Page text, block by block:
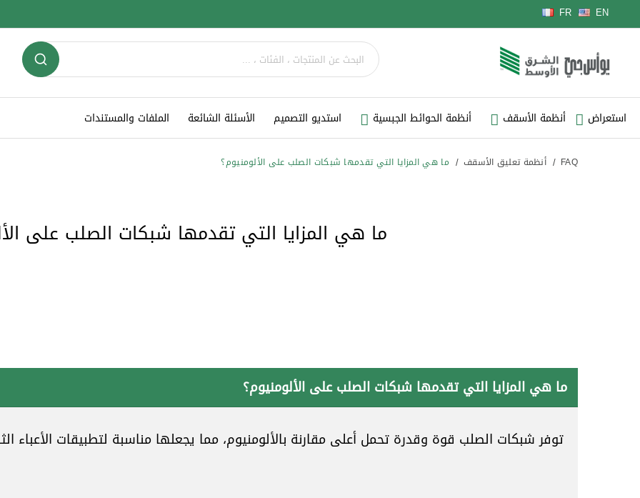
لغة
EN
FR
استعراض أنظمة الأسقف أنظمة الحوائط الجبسية استديو التصميم الأسئلة الشائعة الملفات والمستندات
FAQ أنظمة تعليق الأسقف ما هي المزايا التي تقدمها شبكات الصلب على الألومنيوم؟
ما هي المزايا التي تقدمها شبكات الصلب على
ما هي المزايا التي تقدمها شبكات الصلب على الألومنيوم؟
توفر شبكات الصلب قوة وقدرة تحمل أعلى مقارنة بالألومنيوم، مما يجعلها مناسبة لتطبيقات الأعباء